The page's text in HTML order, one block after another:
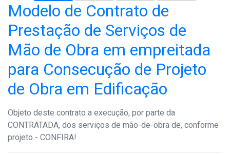
Modelo de Contrato de
Prestação de Serviços de
Mão de Obra em empreitada
para Consecução de Projeto
de Obra em Edificação
Objeto deste contrato a execução, por parte da
CONTRATADA, dos serviços de mão-de-obra de, conforme
projeto - CONFIRA!